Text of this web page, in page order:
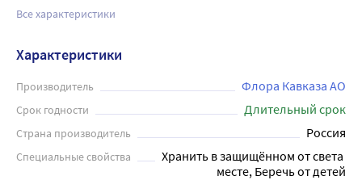
Все характеристики
Характеристики
Производитель Флора Кавказа АО
Срок годности Длительный срок
Страна производитель Россия
Специальные свойства
Хранить в защищённом от света
месте, Беречь от детей